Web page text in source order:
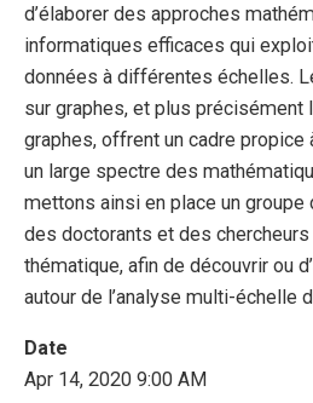
d’élaborer des approches
informatiques efficaces qui
données à différentes échelles.
sur graphes, et plus
graphes, offrent un cadre propice
un large spectre des
mettons ainsi en place un groupe
des doctorants et des
thématique, afin de découvrir ou
autour de l’analyse multi-échelle
Date
Apr 14, 2020 9:00 AM